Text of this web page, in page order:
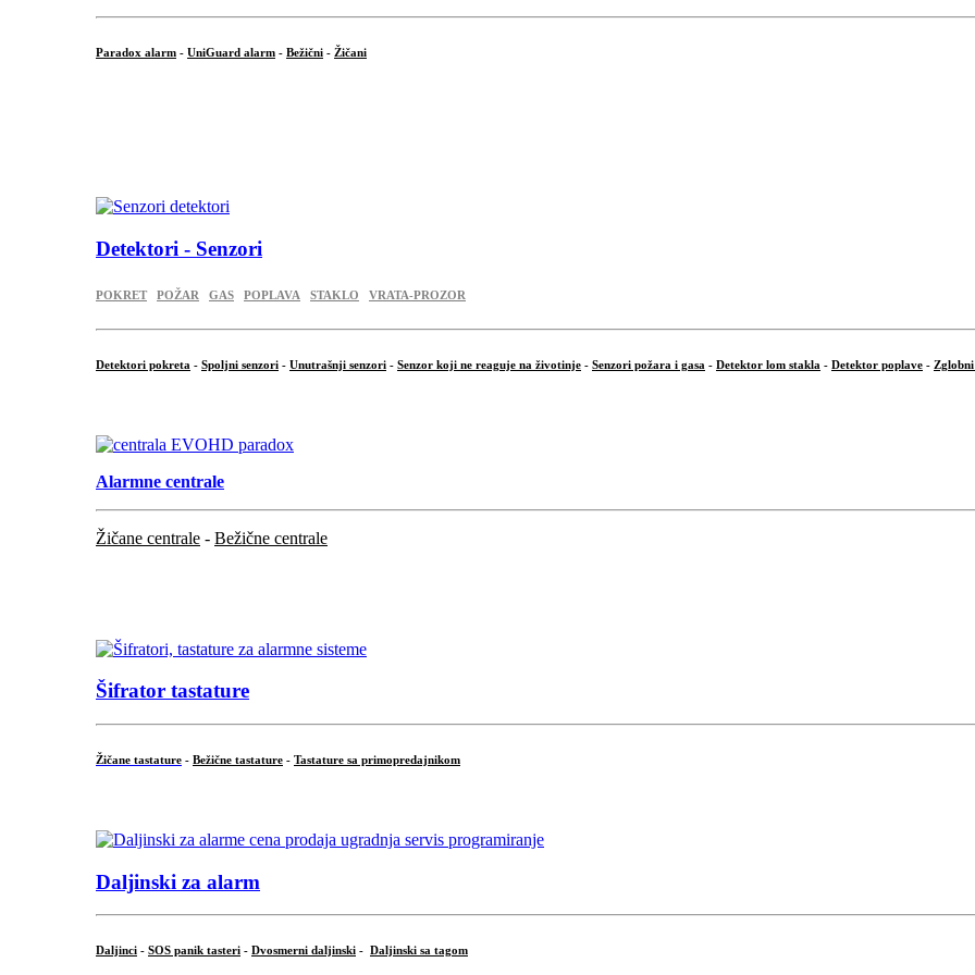
Paradox alarm - UniGuard alarm - Bežični - Žičani
Detektori - Senzori
POKRET POŽAR GAS POPLAVA STAKLO VRATA-PROZOR
Detektori pokreta - Spoljni senzori - Unutrašnji senzori - Senzor koji ne reaguje na životinje - Senzori požara i gasa - Detektor lom stakla - Detektor poplave - Zglobni
Alarmne centrale
Žičane centrale - Bežične centrale
Šifrator tastature
Žičane tastature - Bežične tastature - Tastature sa primopredajnikom
Daljinski za alarm
Daljinci - SOS panik tasteri - Dvosmerni daljinski - Daljinski sa tagom